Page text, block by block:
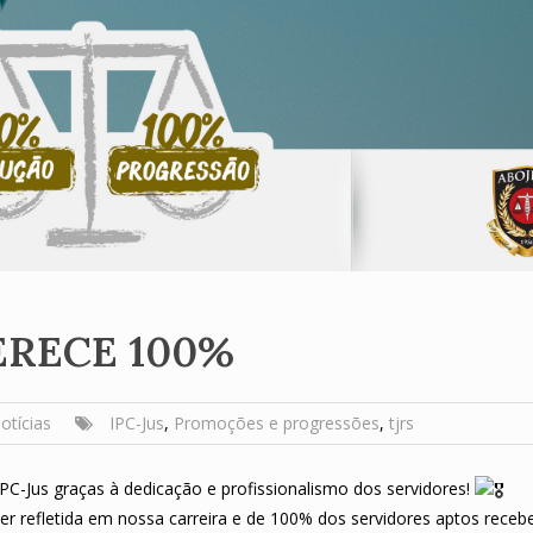
100%
IPC-Jus, Promoções e progressões, tjrs
Jus graças à dedicação e profissionalismo dos servidores!
refletida em nossa carreira e de 100% dos servidores aptos